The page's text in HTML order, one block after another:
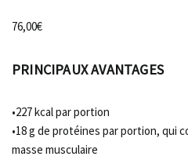
76,00€
PRINCIPAUX AVANTAGES
•227 kcal par portion
•18 g de protéines par portion, qui
masse musculaire